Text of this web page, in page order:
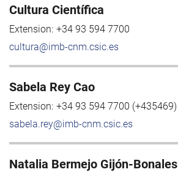
Cultura Científica
Extension: +34 93 594 7700
cultura@imb-cnm.csic.es
Sabela Rey Cao
Extension: +34 93 594 7700 (+435469)
sabela.rey@imb-cnm.csic.es
Natalia Bermejo Gijón-Bonales